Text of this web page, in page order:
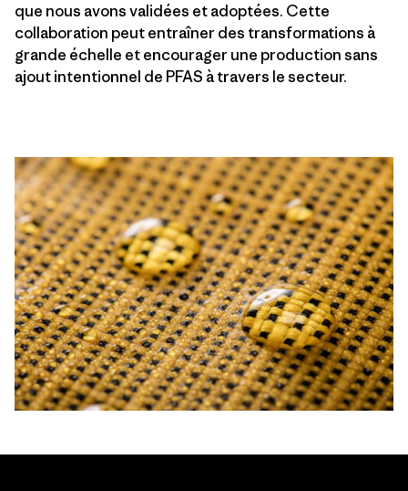
que nous avons validées et adoptées. Cette
collaboration peut entraîner des transformations à
grande échelle et encourager une production sans
ajout intentionnel de PFAS à travers le secteur.